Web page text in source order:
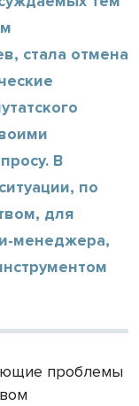
стала отмена
В
по
для
менеджера,
проблемы